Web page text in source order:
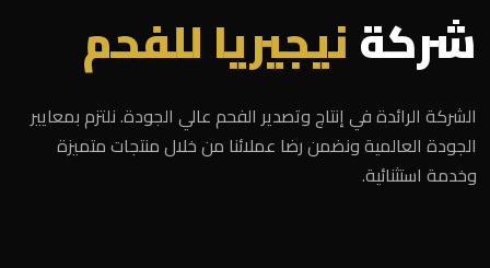
شركةنيجيريا للفحم
الشركة الرائدة في إنتاج وتصدير الفحم عالي الجودة. نلتزم بمعايير
الجودة العالمية ونضمن رضا عملائنا من خلال منتجات متميزة
وخدمة استثنائية.